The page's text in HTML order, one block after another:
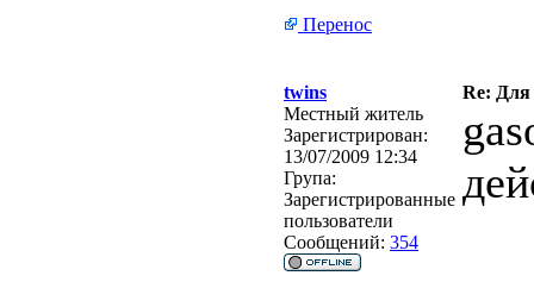
Перенос
twins
Re: Для
Местный житель
Зарегистрирован:
13/07/2009 12:34
Група:
Зарегистрированные
пользователи
Сообщений: 354